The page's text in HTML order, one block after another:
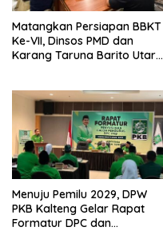
Matangkan Persiapan BBKT
Ke-VII, Dinsos PMD dan
Karang Taruna Barito Utara
Menuju Pemilu 2029, DPW
PKB Kalteng Gelar Rapat
Formatur DPC dan